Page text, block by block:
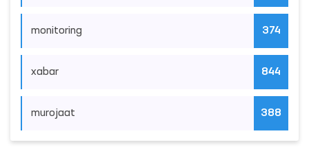
monitoring 374
xabar 844
murojaat 388